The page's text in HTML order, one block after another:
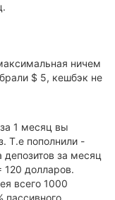
ничем
$ 5, кешбэк не
1 месяц вы
Т.е пополнили -
за месяц
120 долларов.
всего 1000